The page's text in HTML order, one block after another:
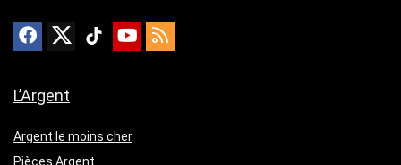
L’Argent
Argent le moins cher
Pièces Argent